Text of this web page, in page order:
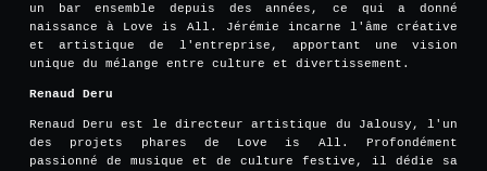
un bar ensemble depuis des années, ce qui a donné
naissance à Love is All. Jérémie incarne l'âme créative
et artistique de l'entreprise, apportant une vision
unique du mélange entre culture et divertissement.
Renaud Deru
Renaud Deru est le directeur artistique du Jalousy, l'un
des projets phares de Love is All. Profondément
passionné de musique et de culture festive, il dédie sa